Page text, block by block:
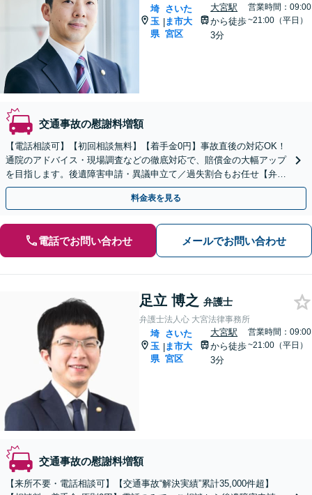
埼
玉
県
|
さいた
ま市大
宮区
大宮駅
から徒歩
3分
営業時間：09:00
~21:00（平日）
交通事故の慰謝料増額
【電話相談可】【初回相談無料】【着手金0円】事故直後の対応OK！
通院のアドバイス・現場調査などの徹底対応で、賠償金の大幅アップ
を目指します。後遺障害申請・異議申立て／過失割合もお任せ【弁護
士特約利用可】【完全個室】【大宮駅3分】
料金表を見る
電話でお問い合わせ メールでお問い合わせ
足立 博之 弁護士
弁護士法人心 大宮法律事務所
埼
玉
県
|
さいた
ま市大
宮区
大宮駅
から徒歩
3分
営業時間：09:00
~21:00（平日）
交通事故の慰謝料増額
【来所不要・電話相談可】【交通事故“解決実績”累計35,000件超】